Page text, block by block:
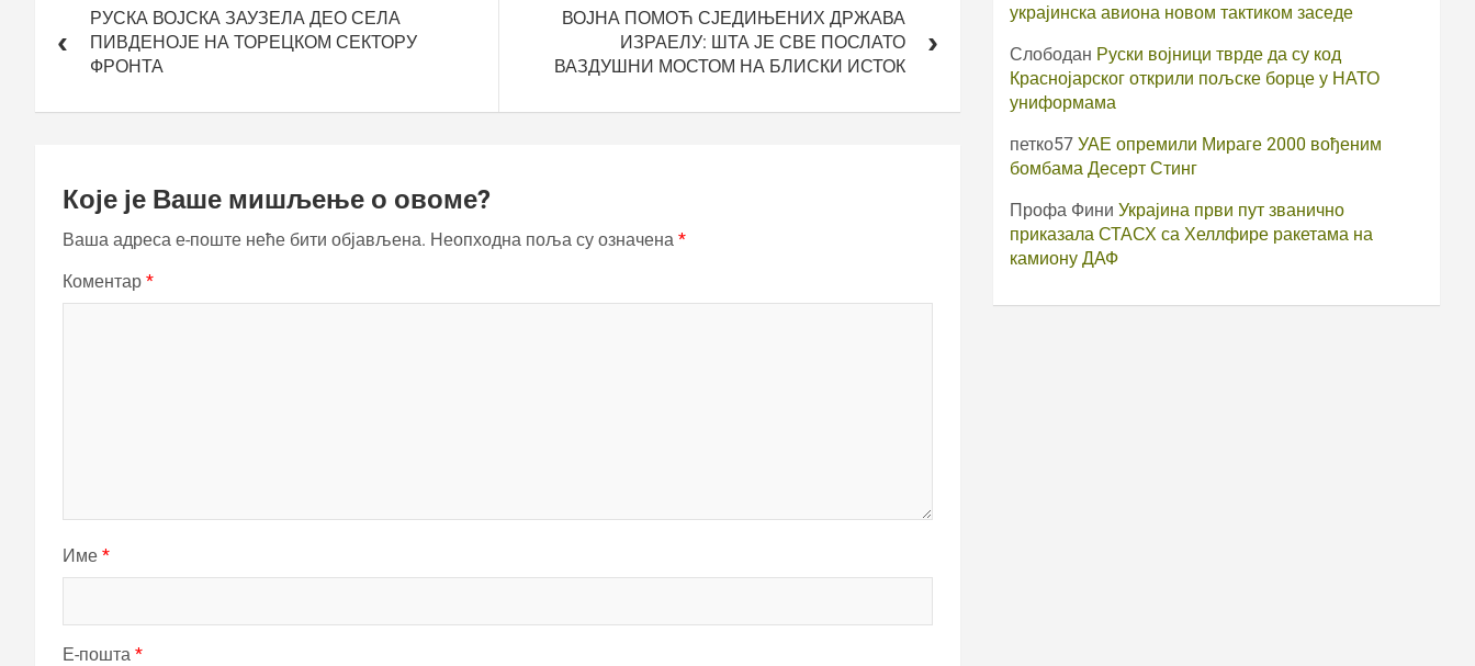
чланкаРУСКА ВОЈСКА ЗАУЗЕЛА ДЕО СЕЛА
ПИВДЕНОЈЕ НА ТОРЕЦКОМ СЕКТОРУ
ФРОНТА
ВОЈНА ПОМОЋ СЈЕДИЊЕНИХ ДРЖАВА
ИЗРАЕЛУ: ШТА ЈЕ СВЕ ПОСЛАТО
ВАЗДУШНИ МОСТОМ НА БЛИСКИ ИСТОК
Које је Ваше мишљење о овоме?
Ваша адреса е-поште неће бити објављена. Неопходна поља су означена *
Коментар *
Име *
Е-пошта *
украјинска авиона новом тактиком заседе
Слободан Руски војници тврде да су код
Краснојарског открили пољске борце у НАТО
униформама
петко57 УАЕ опремили Мираге 2000 вођеним
бомбама Десерт Стинг
Профа Фини Украјина први пут званично
приказала СТАСХ са Хеллфире ракетама на
камиону ДАФ